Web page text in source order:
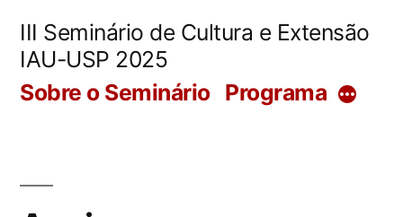
para
III Seminário de Cultura e Extensão
IAU-USP 2025
Sobre o Seminário Programa Mais